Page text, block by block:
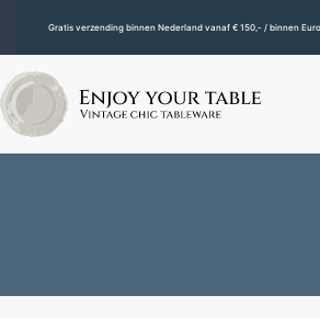
Gratis verzending binnen Nederland vanaf € 150,- / binnen